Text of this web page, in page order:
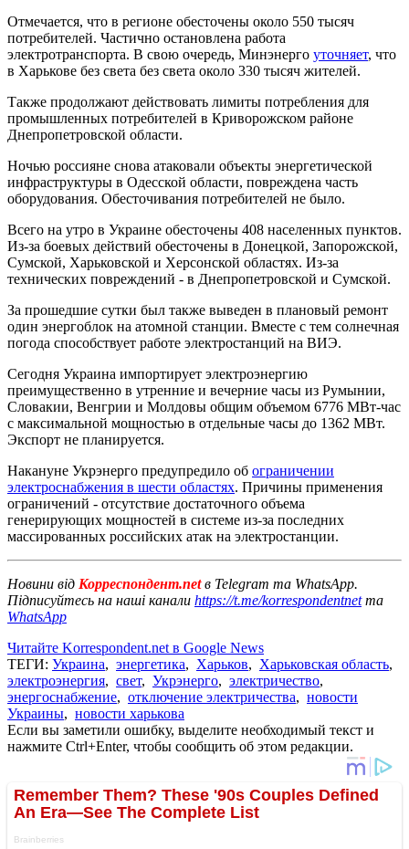
Отмечается, что в регионе обесточены около 550 тысяч
потребителей. Частично остановлена работа
электротранспорта. В свою очередь, Минэнерго уточняет, что
в Харькове без света без света около 330 тысяч жителей.
Также продолжают действовать лимиты потребления для
промышленных потребителей в Криворожском районе
Днепропетровской области.
Ночью россияне снова атаковали объекты энергетической
инфраструктуры в Одесской области, повреждена часть
оборудования. Обесточивания потребителей не было.
Всего на утро в Украине обесточены 408 населенных пунктов.
Из-за боевых действий обесточены в Донецкой, Запорожской,
Сумской, Харьковской и Херсонской областях. Из-за
технических повреждений - в Днепропетровской и Сумской.
За прошедшие сутки был также выведен в плановый ремонт
один энергоблок на атомной станции. Вместе с тем солнечная
погода способствует работе электростанций на ВИЭ.
Сегодня Украина импортирует электроэнергию
преимущественно в утренние и вечерние часы из Румынии,
Словакии, Венгрии и Молдовы общим объемом 6776 МВт-час
с максимальной мощностью в отдельные часы до 1362 МВт.
Экспорт не планируется.
Накануне Укрэнерго предупредило об ограничении
электроснабжения в шести областях. Причины применения
ограничений - отсутствие достаточного объема
генерирующих мощностей в системе из-за последних
массированных российских атак на электростанции.
Новини від Корреспондент.netв Telegram та WhatsApp.
Підписуйтесь на наші канали https://t.me/korrespondentnetта
WhatsApp
Читайте Korrespondent.net в Google News
ТЕГИ: Украина, энергетика, Харьков, Харьковская область,
электроэнергия, свет, Укрэнерго, электричество,
энергоснабжение, отключение электричества, новости
Украины, новости харькова
Если вы заметили ошибку, выделите необходимый текст и
нажмите Ctrl+Enter, чтобы сообщить об этом редакции.